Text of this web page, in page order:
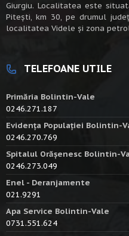
Giurgiu. Localitatea este
Piteşti, km 30, pe drumul
localitatea Videle şi zona
TELEFOANE UTILE
Primăria Bolintin-Vale
0246.271.187
Evidența Populației Bolintin-
0246.270.769
Spitalul Orășenesc Bolintin-
0246.273.049
Enel - Deranjamente
021.9291
Apa Service Bolintin-Vale
0731.551.624